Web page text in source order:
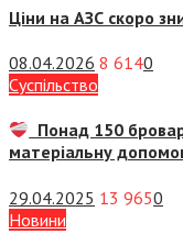
Ціни на АЗС скоро
08.04.2026 8 6140
Суспiльство
Понад 150
матеріальну
29.04.2025 13 9650
Новини